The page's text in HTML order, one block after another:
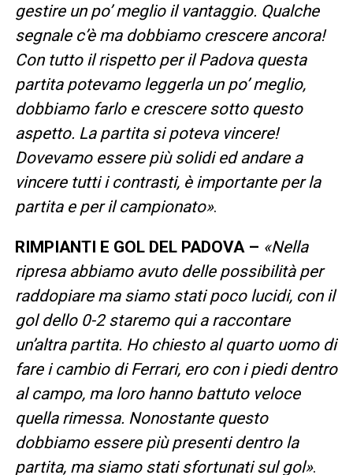
gestire un po’ meglio il vantaggio. Qualche
segnale c’è ma dobbiamo crescere ancora!
Con tutto il rispetto per il Padova questa
partita potevamo leggerla un po’ meglio,
dobbiamo farlo e crescere sotto questo
aspetto. La partita si poteva vincere!
Dovevamo essere più solidi ed andare a
vincere tutti i contrasti, è importante per la
partita e per il campionato».
RIMPIANTI E GOL DEL PADOVA – «Nella
ripresa abbiamo avuto delle possibilità per
raddopiare ma siamo stati poco lucidi, con il
gol dello 0-2 staremo qui a raccontare
un’altra partita. Ho chiesto al quarto uomo di
fare i cambio di Ferrari, ero con i piedi dentro
al campo, ma loro hanno battuto veloce
quella rimessa. Nonostante questo
dobbiamo essere più presenti dentro la
partita, ma siamo stati sfortunati sul gol».